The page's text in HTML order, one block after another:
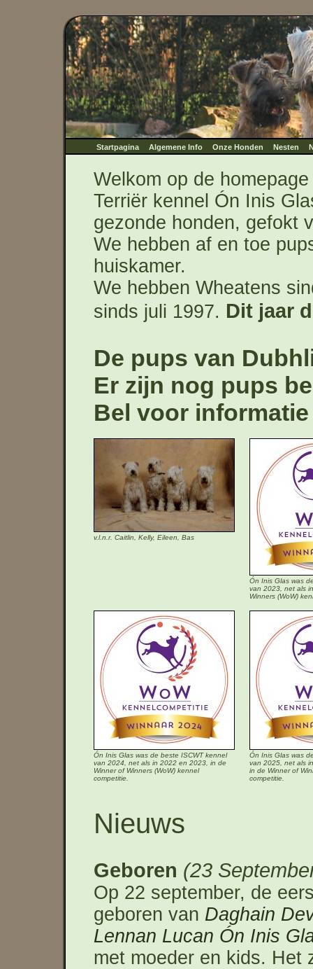
Startpagina Algemene Info Onze Honden Nesten
Welkom op de
Terriër kennel Ón Inis
gezonde honden, gefokt
We hebben af en toe
huiskamer.
We hebben Wheatens
sinds juli 1997. Dit jaar
De pups van
Er zijn nog pups
Bel voor informatie
v.l.n.r. Caitlin, Kelly, Eileen, Bas
Ón Inis Glas was
van 2023, net als
Winners (WoW)
Ón Inis Glas was de beste ISCWT kennel
van 2024, net als in 2022 en 2023, in de
Winner of Winners (WoW) kennel
competitie.
Ón Inis Glas was
van 2025, net als
in de Winner of
competitie.
Nieuws
Geboren 23
Op 22 september, de
geboren van Daghain
Lennan Lucan Ón Inis
met moeder en kids. Het